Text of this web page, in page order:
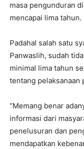
masa pengunduran
mencapai lima tahun.
Padahal salah satu
Panwaslih, sudah
minimal lima tahun
tentang pelaksanaan
“Memang benar
informasi dari
penelusuran dan
mendapatkan